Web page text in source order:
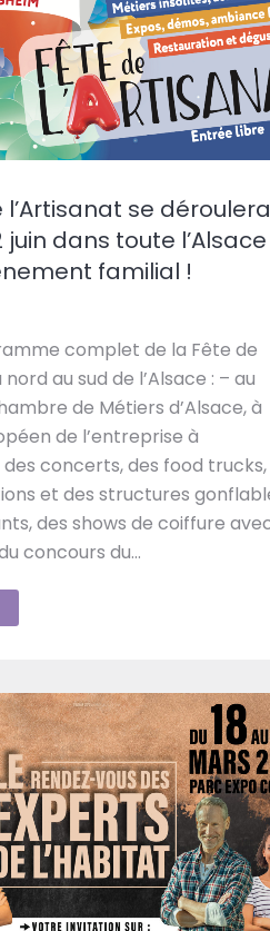
l’Artisanat se déroulera
juin dans toute l’Alsace
familial !
complet de la Fête de
au sud de l’Alsace : – au
de Métiers d’Alsace, à
de l’entreprise à
des concerts, des food trucks,
et des structures
des shows de coiffure
concours du…